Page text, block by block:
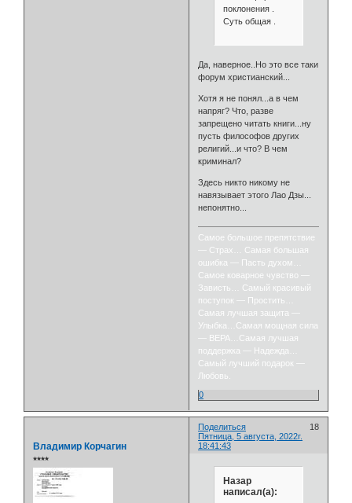
поклонения .
Суть общая .
Да, наверное..Но это все таки
форум христианский...
Хотя я не понял...а в чем
напряг? Что, разве
запрещено читать книги...ну
пусть философов других
религий...и что? В чем
криминал?
Здесь никто никому не
навязывает этого Лао Дзы...
непонятно...
Самое большое препятствие
— Страх… Самая большая
ошибка — Пасть духом…
Самое коварное чувство —
Зависть… Самый красивый
поступок — Простить…
Самая лучшая защита —
Улыбка…Самая мощная сила
— ВЕРА…Самая лучшая
поддержка — Надежда…
Самый лучший подарок —
Любовь.
0
Поделиться
18
Пятница, 5 августа, 2022г.
18:41:43
Владимир Корчагин
⭒⭒⭒⭒
Назар
написал(а):